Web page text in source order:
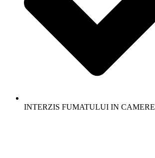
INTERZIS FUMATULUI IN CAMERE